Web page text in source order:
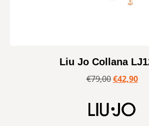
Liu Jo Collana
€79,00 €42,90